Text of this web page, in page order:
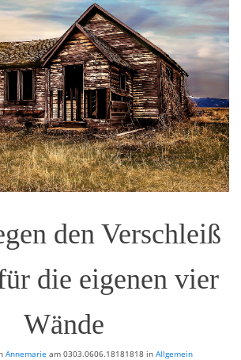
den Verschleiß
die eigenen vier
Wände
Annemarie am 0303.0606.18181818 in Allgemein